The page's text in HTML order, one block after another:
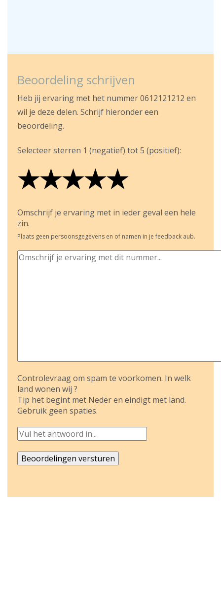
Beoordeling schrijven
Heb jij ervaring met het nummer 0612121212 en
wil je deze delen. Schrijf hieronder een
beoordeling.
Selecteer sterren 1 (negatief) tot 5 (positief):
★
★★
★★★
★★★★
★★★★★
Omschrijf je ervaring met in ieder geval een hele
zin.
Plaats geen persoonsgegevens en of namen in je feedback aub.
Controlevraag om spam te voorkomen. In welk
land wonen wij ?
Tip het begint met Neder en eindigt met land.
Gebruik geen spaties.